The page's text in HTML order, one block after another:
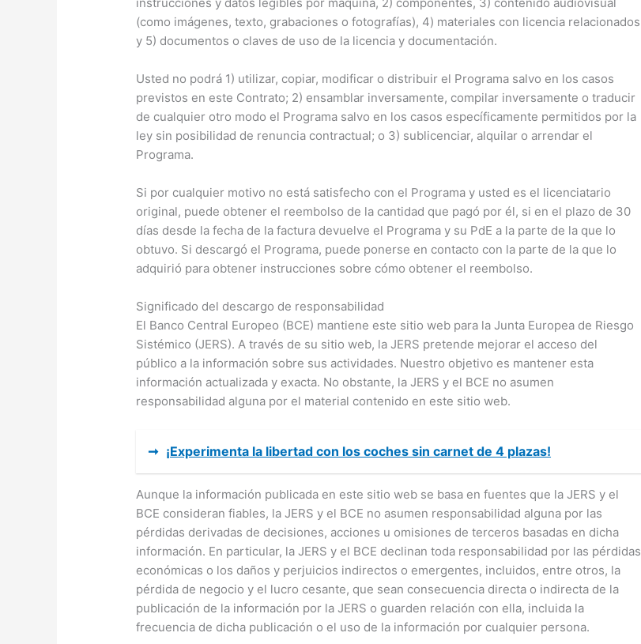
(como imágenes, texto, grabaciones o fotografías), 4) materiales con licencia relacionados
y 5) documentos o claves de uso de la licencia y documentación.
Usted no podrá 1) utilizar, copiar, modificar o distribuir el Programa salvo en los casos
previstos en este Contrato; 2) ensamblar inversamente, compilar inversamente o traducir
de cualquier otro modo el Programa salvo en los casos específicamente permitidos por la
ley sin posibilidad de renuncia contractual; o 3) sublicenciar, alquilar o arrendar el
Programa.
Si por cualquier motivo no está satisfecho con el Programa y usted es el licenciatario
original, puede obtener el reembolso de la cantidad que pagó por él, si en el plazo de 30
días desde la fecha de la factura devuelve el Programa y su PdE a la parte de la que lo
obtuvo. Si descargó el Programa, puede ponerse en contacto con la parte de la que lo
adquirió para obtener instrucciones sobre cómo obtener el reembolso.
Significado del descargo de responsabilidad
El Banco Central Europeo (BCE) mantiene este sitio web para la Junta Europea de Riesgo
Sistémico (JERS). A través de su sitio web, la JERS pretende mejorar el acceso del
público a la información sobre sus actividades. Nuestro objetivo es mantener esta
información actualizada y exacta. No obstante, la JERS y el BCE no asumen
responsabilidad alguna por el material contenido en este sitio web.
➞ ¡Experimenta la libertad con los coches sin carnet de 4 plazas!
Aunque la información publicada en este sitio web se basa en fuentes que la JERS y el
BCE consideran fiables, la JERS y el BCE no asumen responsabilidad alguna por las
pérdidas derivadas de decisiones, acciones u omisiones de terceros basadas en dicha
información. En particular, la JERS y el BCE declinan toda responsabilidad por las pérdidas
económicas o los daños y perjuicios indirectos o emergentes, incluidos, entre otros, la
pérdida de negocio y el lucro cesante, que sean consecuencia directa o indirecta de la
publicación de la información por la JERS o guarden relación con ella, incluida la
frecuencia de dicha publicación o el uso de la información por cualquier persona.